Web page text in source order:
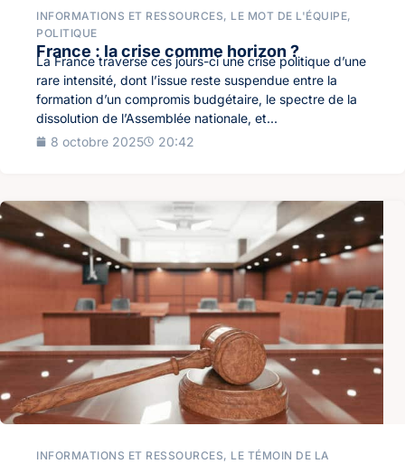
INFORMATIONS ET RESSOURCES, LE MOT DE L'ÉQUIPE,
POLITIQUE
France : la crise comme horizon ?
La France traverse ces jours-ci une crise politique d’une
rare intensité, dont l’issue reste suspendue entre la
formation d’un compromis budgétaire, le spectre de la
dissolution de l’Assemblée nationale, et...
8 octobre 2025
20:42
INFORMATIONS ET RESSOURCES, LE TÉMOIN DE LA